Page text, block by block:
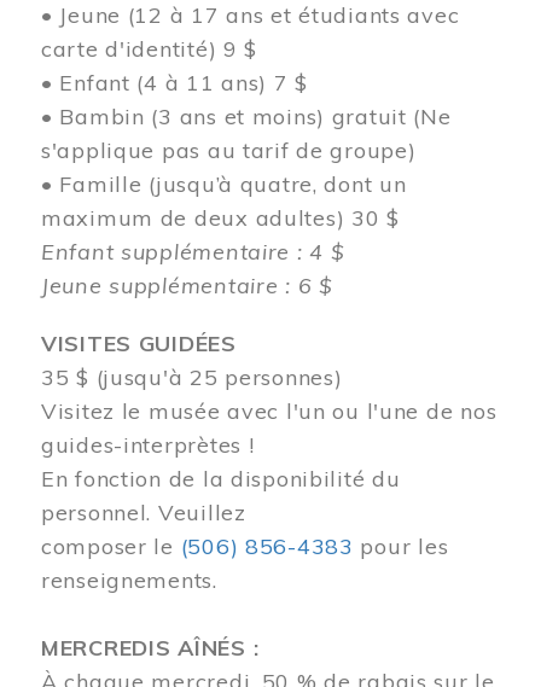
• Jeune (12 à 17 ans et étudiants avec
carte d'identité) 9 $
• Enfant (4 à 11 ans) 7 $
• Bambin (3 ans et moins) gratuit (Ne
s'applique pas au tarif de groupe)
• Famille (jusqu’à quatre, dont un
maximum de deux adultes) 30 $
Enfant supplémentaire : 4 $
Jeune supplémentaire : 6 $
VISITES GUIDÉES
35 $ (jusqu'à 25 personnes)
Visitez le musée avec l'un ou l'une de nos
guides-interprètes !
En fonction de la disponibilité du
personnel. Veuillez
composer le (506) 856-4383 pour les
renseignements.
MERCREDIS AÎNÉS :